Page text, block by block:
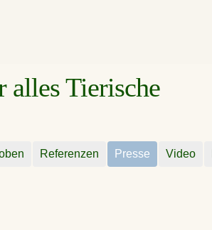
alles Tierische
Referenzen Presse Video